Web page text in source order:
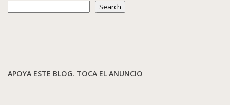
Search
APOYA ESTE BLOG. TOCA EL ANUNCIO